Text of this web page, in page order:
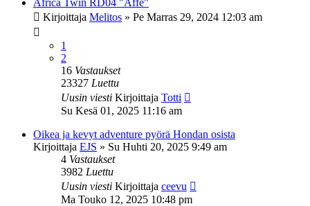
Kirjoittaja Melitos » Pe Marras 29, 2024 12:03 am
1
2
16 Vastaukset
23327 Luettu
Uusin viesti Kirjoittaja Totti
Su Kesä 01, 2025 11:16 am
Oikea ja kevyt adventure pyörä Hondan osista
Kirjoittaja EJS » Su Huhti 20, 2025 9:49 am
4 Vastaukset
3982 Luettu
Uusin viesti Kirjoittaja ceevu
Ma Touko 12, 2025 10:48 pm